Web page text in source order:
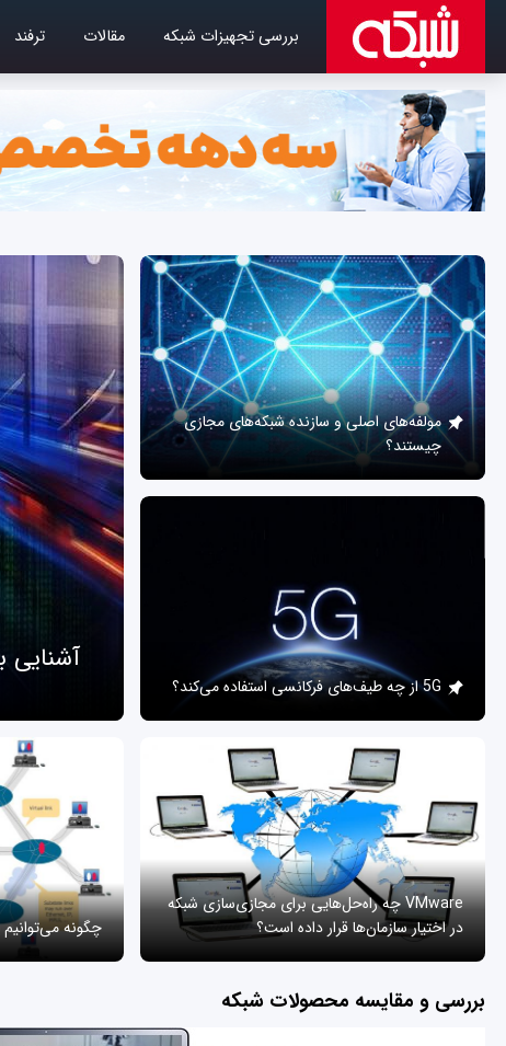
بررسی تجهیزات شبکه مقالات ترفند
مولفه‌های اصلی و سازنده شبکه‌های مجازی
چیستند؟
5G از چه طیف‌های فرکانسی استفاده می‌کند؟
VMware چه راه‌حل‌هایی برای مجازی‌سازی شبکه
در اختیار سازمان‌ها قرار داده است؟
چگونه
بررسی و مقایسه محصولات شبکه